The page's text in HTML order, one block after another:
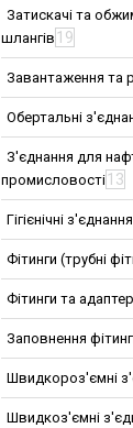
Затискачі та
шлангів 19
Завантаження та
Обертальні
З'єднання для
промисловості 13
Гігієнічні
Фітинги (трубні
Фітинги та
Заповнення
Швидкороз'ємні
Швидкоз'ємні